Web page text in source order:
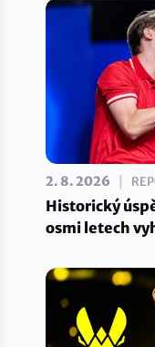
2. 8. 2026
Historický
osmi letech